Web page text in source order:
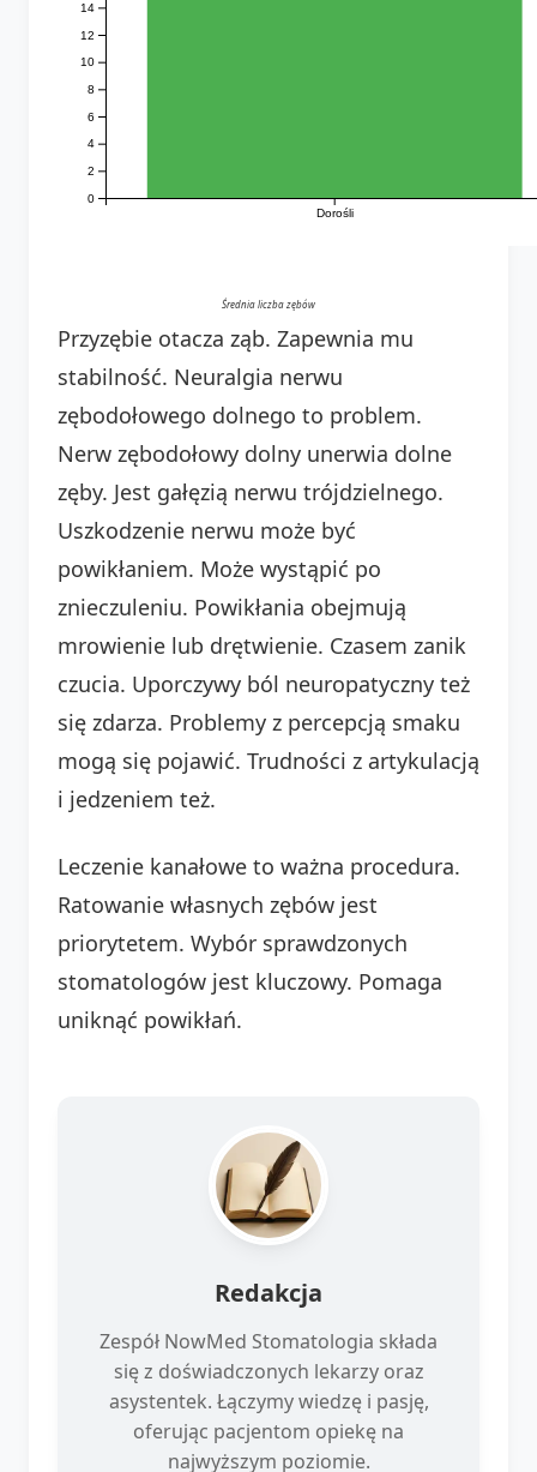
Dorośli
0
2
4
6
8
10
12
14
Średnia liczba zębów
Przyzębie otacza ząb. Zapewnia mu
stabilność. Neuralgia nerwu
zębodołowego dolnego to problem.
Nerw zębodołowy dolny unerwia dolne
zęby. Jest gałęzią nerwu trójdzielnego.
Uszkodzenie nerwu może być
powikłaniem. Może wystąpić po
znieczuleniu. Powikłania obejmują
mrowienie lub drętwienie. Czasem zanik
czucia. Uporczywy ból neuropatyczny też
się zdarza. Problemy z percepcją smaku
mogą się pojawić. Trudności z artykulacją
i jedzeniem też.
Leczenie kanałowe to ważna procedura.
Ratowanie własnych zębów jest
priorytetem. Wybór sprawdzonych
stomatologów jest kluczowy. Pomaga
uniknąć powikłań.
Redakcja
Zespół NowMed Stomatologia składa
się z doświadczonych lekarzy oraz
asystentek. Łączymy wiedzę i pasję,
oferując pacjentom opiekę na
najwyższym poziomie.